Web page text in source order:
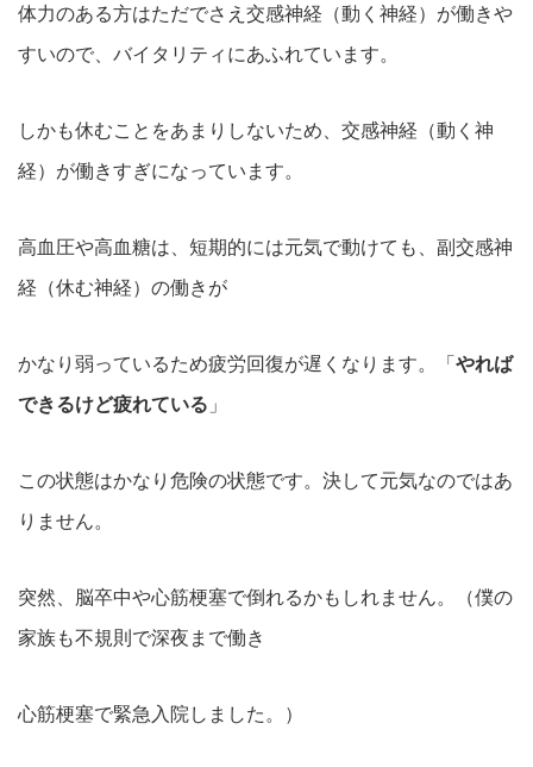
体力のある方はただでさえ交感神経（動く神経）が働きや
すいので、バイタリティにあふれています。
しかも休むことをあまりしないため、交感神経（動く神
経）が働きすぎになっています。
高血圧や高血糖は、短期的には元気で動けても、副交感神
経（休む神経）の働きが
かなり弱っているため疲労回復が遅くなります。「 やれば
できるけど疲れている 」
この状態はかなり危険の状態です。決して元気なのではあ
りません。
突然、脳卒中や心筋梗塞で倒れるかもしれません。（僕の
家族も不規則で深夜まで働き
心筋梗塞で緊急入院しました。）